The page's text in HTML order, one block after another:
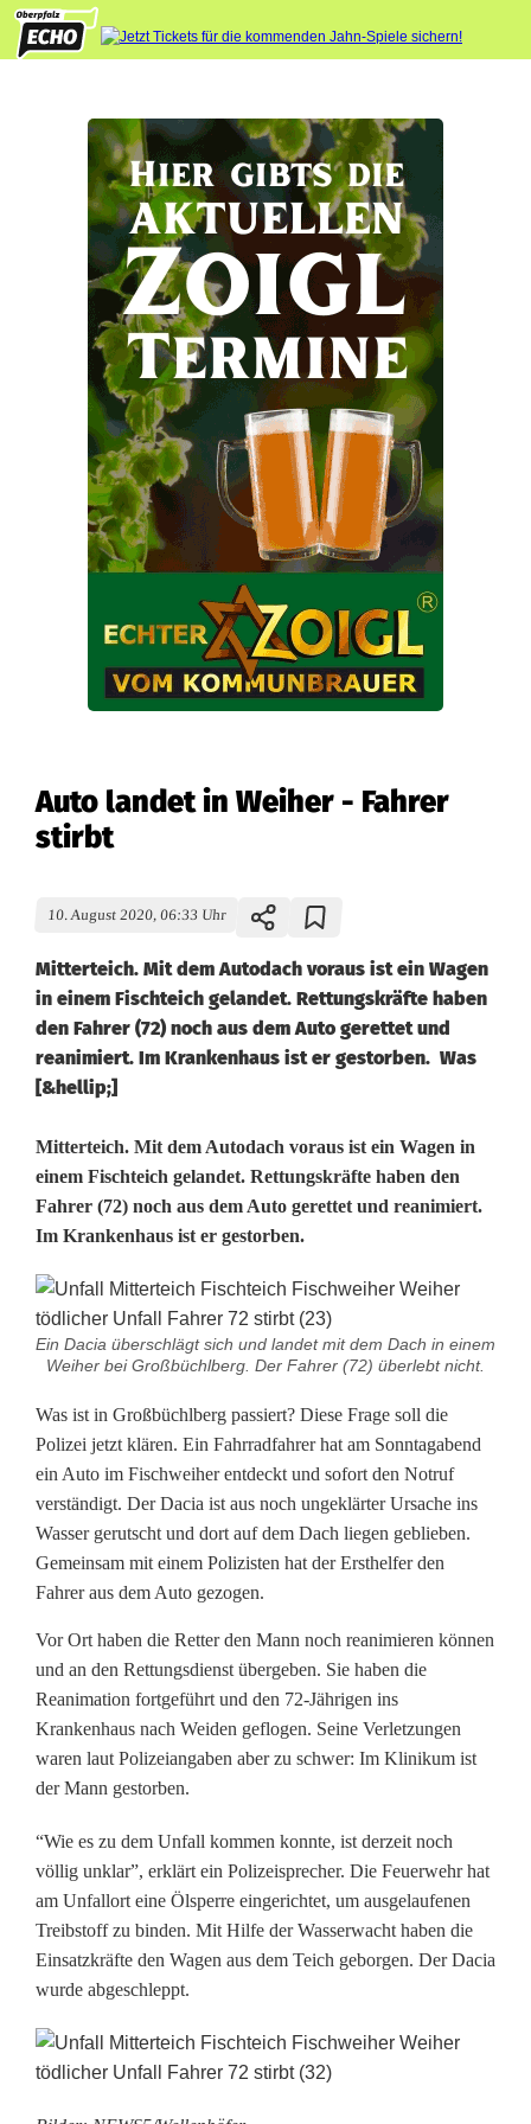
Auto landet in Weiher - Fahrer
stirbt
10. August 2020, 06:33 Uhr
Mitterteich. Mit dem Autodach voraus ist ein Wagen
in einem Fischteich gelandet. Rettungskräfte haben
den Fahrer (72) noch aus dem Auto gerettet und
reanimiert. Im Krankenhaus ist er gestorben. Was
[&hellip;]
A
u
t
o
l
a
n
d
e
t
i
n
W
e
i
h
e
r
-
a
Mitterteich. Mit dem Autodach voraus ist ein Wagen in
einem Fischteich gelandet. Rettungskräfte haben den
Fahrer (72) noch aus dem Auto gerettet und reanimiert.
Im Krankenhaus ist er gestorben.
Ein Dacia überschlägt sich und landet mit dem Dach in einem
Weiher bei Großbüchlberg. Der Fahrer (72) überlebt nicht.
Was ist in Großbüchlberg passiert? Diese Frage soll die
Polizei jetzt klären. Ein Fahrradfahrer hat am Sonntagabend
ein Auto im Fischweiher entdeckt und sofort den Notruf
verständigt. Der Dacia ist aus noch ungeklärter Ursache ins
Wasser gerutscht und dort auf dem Dach liegen geblieben.
Gemeinsam mit einem Polizisten hat der Ersthelfer den
Fahrer aus dem Auto gezogen.
Vor Ort haben die Retter den Mann noch reanimieren können
und an den Rettungsdienst übergeben. Sie haben die
Reanimation fortgeführt und den 72-Jährigen ins
Krankenhaus nach Weiden geflogen. Seine Verletzungen
waren laut Polizeiangaben aber zu schwer: Im Klinikum ist
der Mann gestorben.
“Wie es zu dem Unfall kommen konnte, ist derzeit noch
völlig unklar”, erklärt ein Polizeisprecher. Die Feuerwehr hat
am Unfallort eine Ölsperre eingerichtet, um ausgelaufenen
Treibstoff zu binden. Mit Hilfe der Wasserwacht haben die
Einsatzkräfte den Wagen aus dem Teich geborgen. Der Dacia
wurde abgeschleppt.